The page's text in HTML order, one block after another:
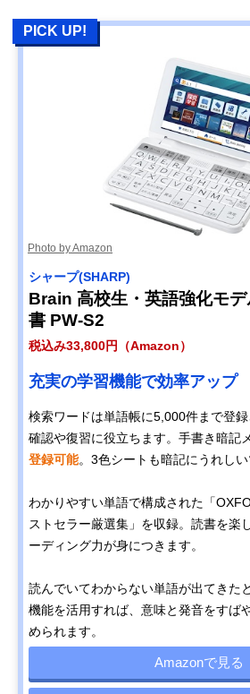
PICK UP!
Photo by Amazon
シャープ(SHARP)
Brain 高校生・英語強化モ
書 PW-S2
税込み33,800円（Amazon）
充実の学習機能で効率アップ
検索ワードは単語帳に5,000件まで登
確認や復習に役立ちます。手書き暗記
登録可能。3色シートも暗記にうれしい
わかりやすい単語で構成された「
ストセラー厳選集」を収録。読書を楽
ーディング力が身につきます。
読んでいてわからない単語が出てきた
機能を活用すれば、意味と発音をすば
められます。
Amazonで見る